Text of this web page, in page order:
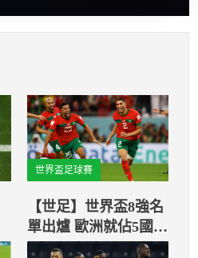
世界盃足球賽
【世足】世界盃8強名
單出爐 歐洲就佔5國、
南美2國晉級 非洲黑馬